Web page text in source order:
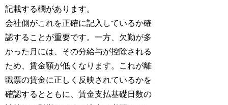
記載する欄があります。
会社側がこれを正確に記入しているか確
認することが重要です。一方、欠勤が多
かった月には、その分給与が控除される
ため、賃金額が低くなります。これが離
職票の賃金に正しく反映されているかを
確認するとともに、賃金支払基礎日数の